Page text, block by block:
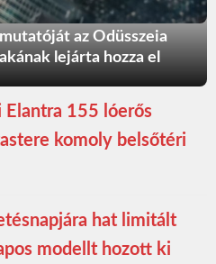
az Odüsszeia
lejárta hozza el
155 lóerős
komoly belsőtéri
hat limitált
modellt hozott ki